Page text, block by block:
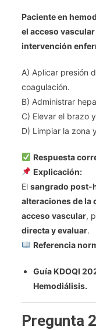
Paciente en
el acceso
intervención
A) Aplicar presión
coagulación.
B) Administrar
C) Elevar el brazo
D) Limpiar la zona
Respuesta
Explicación:
Elsangrado post-
alteraciones de la
acceso vascular,
directa y evaluar.
Referencia
Guía KDOQI
Hemodiálisis.
Pregunta